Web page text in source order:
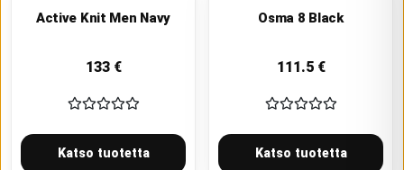
Active Knit Men Navy
133€
Katso tuotetta
Osma 8 Black
111.5€
Katso tuotetta